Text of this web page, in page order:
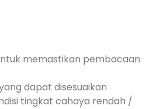
memastikan pembacaan
dapat disesuaikan
tingkat cahaya rendah /